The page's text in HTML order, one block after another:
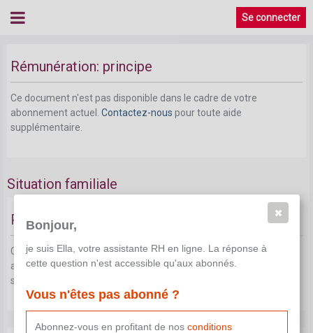
Se connecter
Rémunération: principe
Ce document n'est pas disponible dans le cadre de votre
abonnement actuel. Contactez-nous pour toute aide
supplémentaire.
Situation familiale
Pension de ménage
Ce document n'est pas disponible dans le cadre de votre
abonnement actuel.Contactez-nouspour toute aide
supplémentaire.
Bonjour,
je suis Ella, votre assistante RH en ligne. La réponse à
cette question n'est accessible qu'aux abonnés.
Vous n'êtes pas abonné ?
Abonnez-vous en profitant de nos conditions